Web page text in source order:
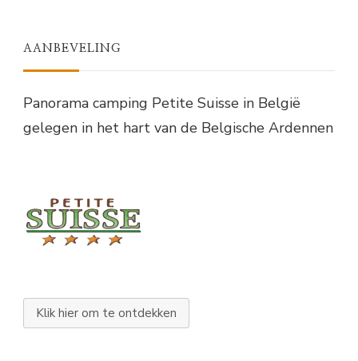
AANBEVELING
Panorama camping Petite Suisse in België
gelegen in het hart van de Belgische Ardennen
Klik hier om te ontdekken